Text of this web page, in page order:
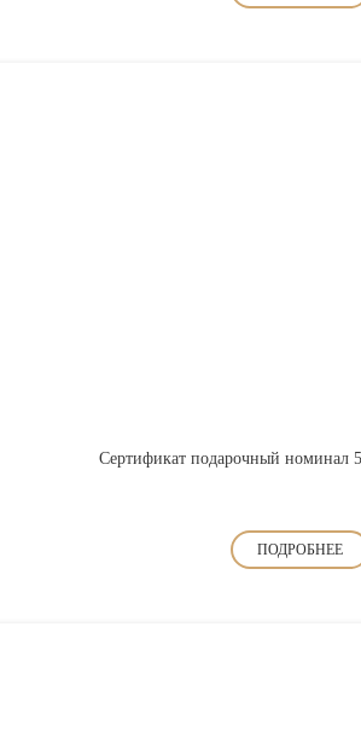
Сертификат подарочный номинал
ПОДРОБНЕЕ